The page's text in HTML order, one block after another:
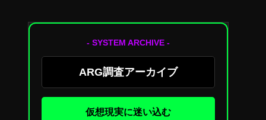
- SYSTEM ARCHIVE -
ARG調査アーカイブ
仮想現実に迷い込む